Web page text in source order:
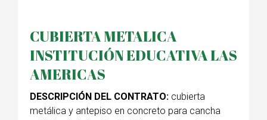
CUBIERTA METALICA
INSTITUCIÓN EDUCATIVA LAS
AMERICAS
DESCRIPCIÓN DEL CONTRATO: cubierta
metálica y antepiso en concreto para cancha